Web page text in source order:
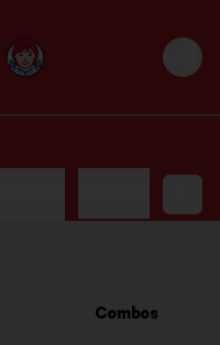
Login
Combos